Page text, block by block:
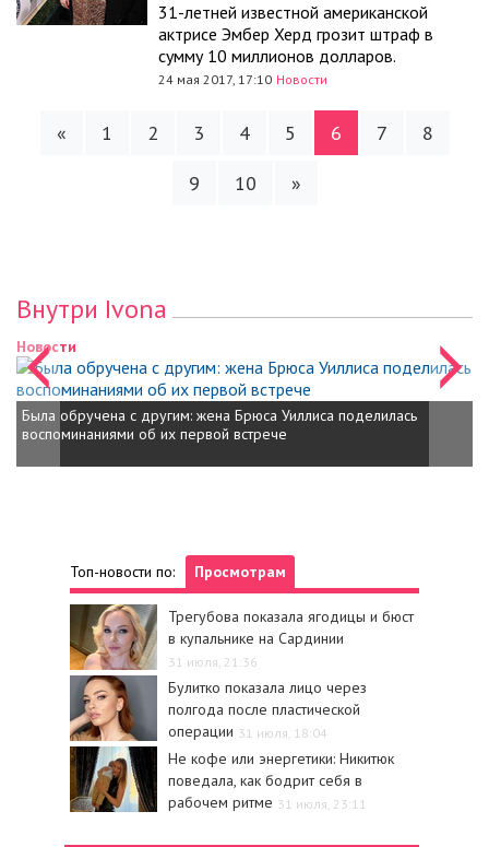
31-летней известной американской
актрисе Эмбер Херд грозит штраф в
сумму 10 миллионов долларов.
24 мая 2017, 17:10 Новости
« 1 2 3 4 5 6 7
8
9
10 »
Внутри Ivona
Новости
Была обручена с другим: жена Брюса Уиллиса поделилась
воспоминаниями об их первой встрече